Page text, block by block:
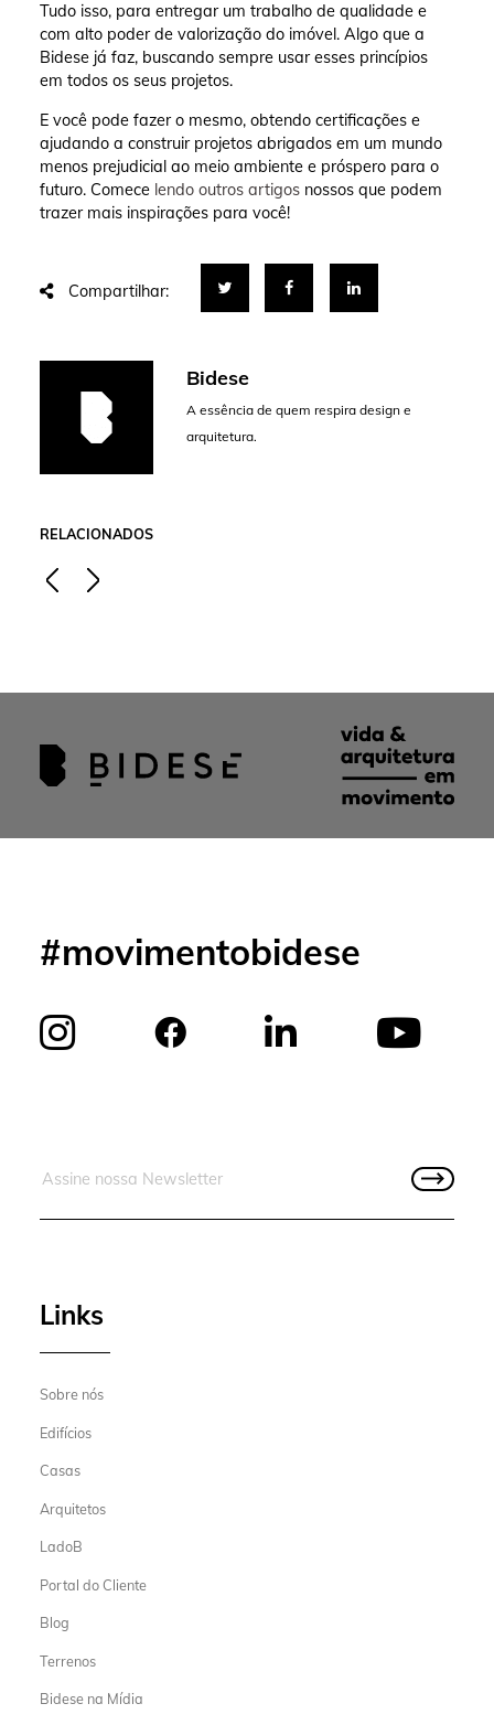
Tudo isso, para entregar um trabalho de qualidade e
com alto poder de valorização do imóvel. Algo que a
Bidese já faz, buscando sempre usar esses princípios
em todos os seus projetos.
E você pode fazer o mesmo, obtendo certificações e
ajudando a construir projetos abrigados em um mundo
menos prejudicial ao meio ambiente e próspero para o
futuro. Comece lendo outros artigos nossos que podem
trazer mais inspirações para você!
Compartilhar:
Bidese
A essência de quem respira design e
arquitetura.
RELACIONADOS
#movimentobidese
Links
Sobre nós
Edifícios
Casas
Arquitetos
LadoB
Portal do Cliente
Blog
Terrenos
Bidese na Mídia